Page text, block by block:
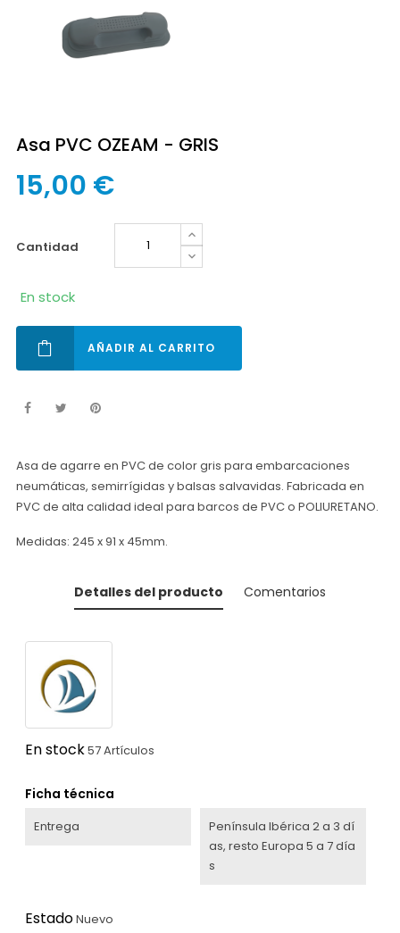
Asa PVC OZEAM - GRIS
15,00 €
cantidad
En stock
AÑADIR AL CARRITO
Asa de agarre en PVC de color gris para embarcaciones
neumáticas, semirrígidas y balsas salvavidas. Fabricada en
PVC de alta calidad ideal para barcos de PVC o POLIURETANO.
Medidas: 245 x 91 x 45mm.
Detalles del producto Comentarios
En stock57 Artículos
Ficha técnica
Entrega
Península Ibérica 2 a 3 dí
as, resto Europa 5 a 7 día
s
EstadoNuevo